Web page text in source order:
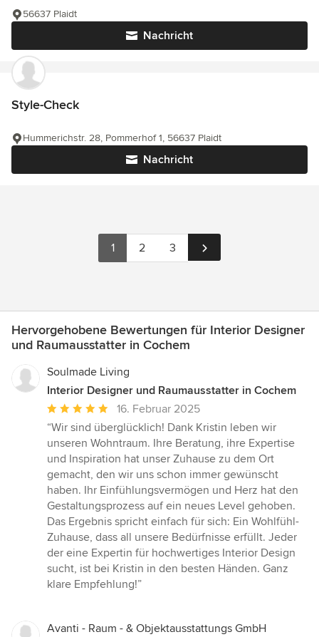
Nachricht
56637 Plaidt
Style-Check
Nachricht
Hummerichstr. 28, Pommerhof 1, 56637 Plaidt
1 2 3
Hervorgehobene Bewertungen für Interior Designer
und Raumausstatter in Cochem
Soulmade Living
Interior Designer und Raumausstatter in Cochem
Durchschnittliche
Bewertung:
5
von
5
Sternen
16. Februar 2025
“Wir sind überglücklich! Dank Kristin leben wir
unseren Wohntraum. Ihre Beratung, ihre Expertise
und Inspiration hat unser Zuhause zu dem Ort
gemacht, den wir uns schon immer gewünscht
haben. Ihr Einfühlungsvermögen und Herz hat den
Gestaltungsprozess auf ein neues Level gehoben.
Das Ergebnis spricht einfach für sich: Ein Wohlfühl-
Zuhause, dass all unsere Bedürfnisse erfüllt. Jeder
der eine Expertin für hochwertiges Interior Design
sucht, ist bei Kristin in den besten Händen. Ganz
klare Empfehlung!”
Avanti - Raum - & Objektausstattungs GmbH